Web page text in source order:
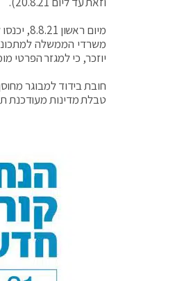
יוזכר, כי למגזר הפרטי
טבלת מדינות מעודכנת תפורסם במהלך יום